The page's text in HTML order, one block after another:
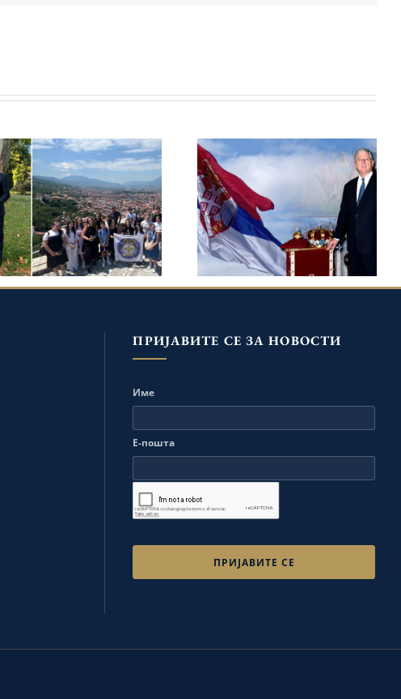
10. СВЕТОАРХАНГЕЛСКА
ЛЕТЊА ШКОЛА У
ПРИЗРЕНУ ПОД
ПОКРОВИТЕЉСТВОМ
ПРИНЦА НАСЛЕДНИКА
ФИЛИПА И ПРИНЦЕЗЕ
ДАНИЦЕ
ПРЕСТОЛОНАСЛЕДНИК
АЛЕКСАНДАР НА
РОЂЕНДАН ОБЕЛЕЖАВА
25. ГОДИШЊИЦУ
ПОВРАТКА У ОТАЏБИНУ
ПРИЈАВИТЕ СЕ ЗА НОВОСТИ
Име
Е-пошта